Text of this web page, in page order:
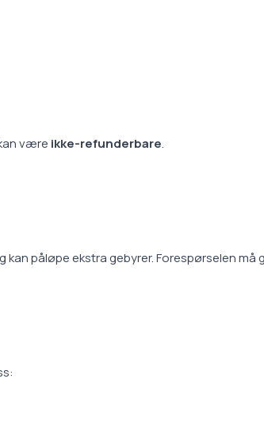
være ikke-refunderbare.
påløpe ekstra gebyrer. Forespørselen må